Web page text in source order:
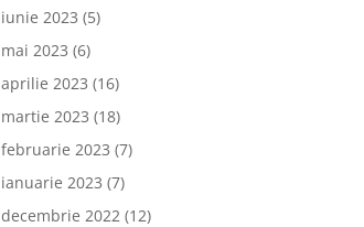
iunie 2023 (5)
mai 2023 (6)
aprilie 2023 (16)
martie 2023 (18)
februarie 2023 (7)
ianuarie 2023 (7)
decembrie 2022 (12)